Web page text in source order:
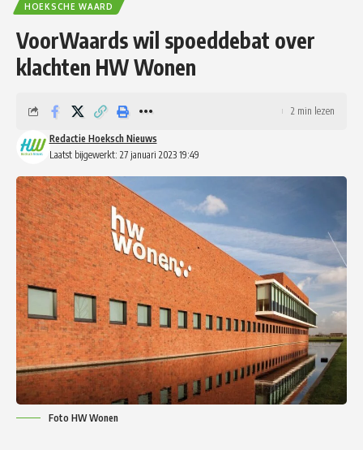
HOEKSCHE WAARD
VoorWaards wil spoeddebat over
klachten HW Wonen
Laatst bijgewerkt: 27 januari 2023 19:49
Redactie Hoeksch Nieuws
2 min lezen
Foto HW Wonen